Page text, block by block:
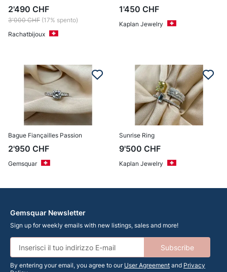
2'490 CHF
3'000 CHF (17% spento)
Rachatbijoux
1'450 CHF
Kaplan Jewelry
Bague Fiançailles Passion
2'950 CHF
Gemsquar
Sunrise Ring
9'500 CHF
Kaplan Jewelry
Gemsquar Newsletter
Sign up for weekly emails with new listings, sales and more!
Subscribe
By entering your email, you agree to our User Agreement and Privacy